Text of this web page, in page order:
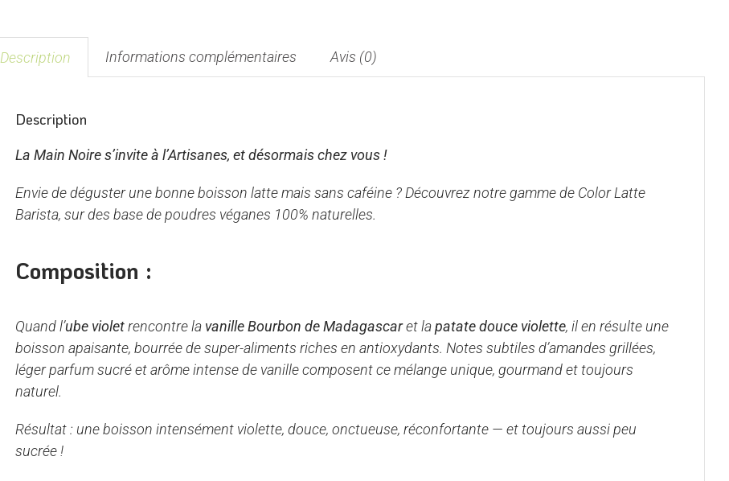
Description Informations complémentaires Avis (0)
Description
La Main Noire s’invite à l’Artisanes, et désormais chez vous !
Envie de déguster une bonne boisson latte mais sans caféine ? Découvrez notre gamme de Color Latte
Barista, sur des base de poudres véganes 100% naturelles.
Composition :
Quand l’ube violetrencontre la vanille Bourbon de Madagascaret lapatate douce violette, il en résulte une
boisson apaisante, bourrée de super-aliments riches en antioxydants. Notes subtiles d’amandes grillées,
léger parfum sucré et arôme intense de vanille composent ce mélange unique, gourmand et toujours
naturel.
Résultat : une boisson intensément violette, douce, onctueuse, réconfortante — et toujours aussi peu
sucrée !